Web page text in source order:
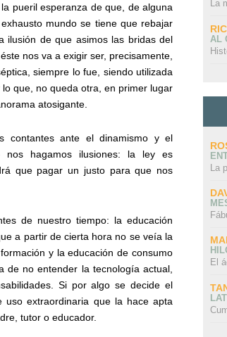
pueril esperanza de que, de alguna
mundo se tiene que rebajar
ilusión de que asimos las bridas del
nos va a exigir ser, precisamente,
siempre lo fue, siendo utilizada
que, no queda otra, en primer lugar
atosigante.
contantes ante el dinamismo y el
nos hagamos ilusiones: la ley es
que pagar un justo para que nos
de nuestro tiempo: la educación
a partir de cierta hora no se veía la
y la educación de consumo
de no entender la tecnología actual,
Si por algo se decide el
uso extraordinaria que la hace apta
tutor o educador.
La
AL
La
El